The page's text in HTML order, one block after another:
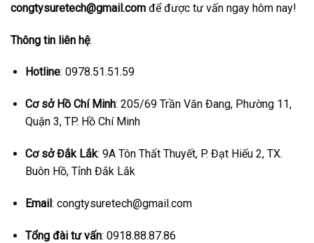
congtysuretech@gmail.com để được tư vấn ngay hôm nay!
Thông tin liên hệ:
Hotline: 0978.51.51.59
Cơ sở Hồ Chí Minh: 205/69 Trần Văn Đang, Phường 11,
Quận 3, TP. Hồ Chí Minh
Cơ sở Đắk Lắk: 9A Tôn Thất Thuyết, P. Đạt Hiếu 2, TX.
Buôn Hồ, Tỉnh Đắk Lắk
Email: congtysuretech@gmail.com
Tổng đài tư vấn: 0918.88.87.86